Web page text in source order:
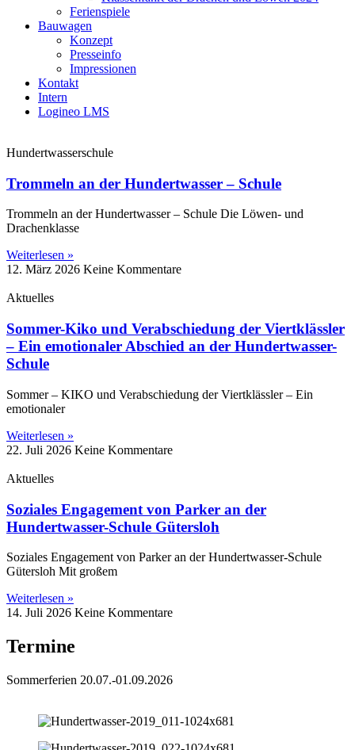
Ferienspiele
Bauwagen
Konzept
Presseinfo
Impressionen
Kontakt
Intern
Logineo LMS
Hundertwasserschule
Trommeln an der Hundertwasser – Schule
Trommeln an der Hundertwasser – Schule Die Löwen‑ und
Drachenklasse
Weiterlesen »
12. März 2026 Keine Kommentare
Aktuelles
Sommer-Kiko und Verabschiedung der Viertklässler
– Ein emotionaler Abschied an der Hundertwasser-
Schule
Sommer – KIKO und Verabschiedung der Viertklässler – Ein
emotionaler
Weiterlesen »
22. Juli 2026 Keine Kommentare
Aktuelles
Soziales Engagement von Parker an der
Hundertwasser-Schule Gütersloh
Soziales Engagement von Parker an der Hundertwasser-Schule
Gütersloh Mit großem
Weiterlesen »
14. Juli 2026 Keine Kommentare
Termine
Sommerferien 20.07.-01.09.2026